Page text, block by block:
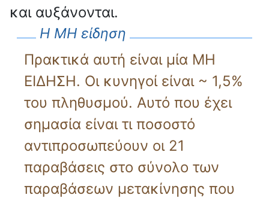
και αυξάνονται.
Η ΜΗ είδηση
Πρακτικά αυτή είναι μία ΜΗ
ΕΙΔΗΣΗ. Οι κυνηγοί είναι ~ 1,5%
του πληθυσμού. Αυτό που έχει
σημασία είναι τι ποσοστό
αντιπροσωπεύουν οι 21
παραβάσεις στο σύνολο των
παραβάσεων μετακίνησης που